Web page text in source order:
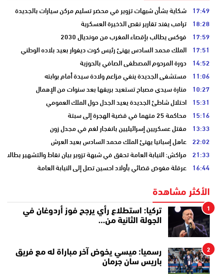
17:49 شكاية بشأن شبهات تزوير في محضر تسليم مركن سيارات بالجديدة
18:28 ترامب يفند تقارير نقص الذخيرة العسكرية
17:59 فوكس يطالب بإقصاء المغرب من مونديال 2030
17:51 الملك محمد السادس يهنئ رئيس كوت ديفوار بعيد بلاده الوطني
14:52 دورة المرحوم المصطفى الصافي بالحوزية
11:06 مستشفى الجديدة ينفي مزاعم ولادة سيدة أمام بوابته
10:27 منارة سيدي مصباح تستعيد بريقها بعد سنوات من الإهمال
15:31 احتلال شاطئ الجديدة يعيد الجدل حول الملك العمومي
15:16 محاكمة 25 متهما في قضية الهجرة إلى سبتة
13:33 مقتل عسكريين إسرائيليين بانفجار لغم في مجدل زون
22:02 عاهل إسبانيا يهنئ الملك محمد السادس بعيد العرش
21:33 مراكش: النيابة العامة تحقق في شبهة تزوير بيان نقاط والتشهير بطالب
16:44 عرقلة مفوض قضائي بأولاد احسين تصل إلى النيابة العامة
الأكثر مشاهدة
1
تركيا: استطلاع رأي يرجح فوز أردوغان في
الجولة الثانية من…
2
رسميا: ميسي يخوض آخر مباراة له مع فريق
باريس سان جرمان